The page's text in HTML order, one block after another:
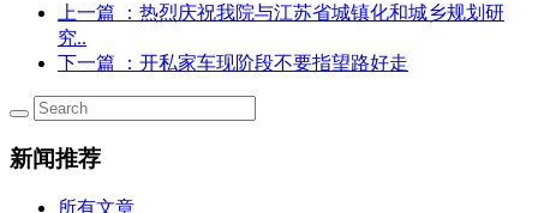
上一篇
：热烈庆祝我院与江苏省城镇化和城乡规划研
究..
下一篇
：开私家车现阶段不要指望路好走
新闻推荐
所有文章